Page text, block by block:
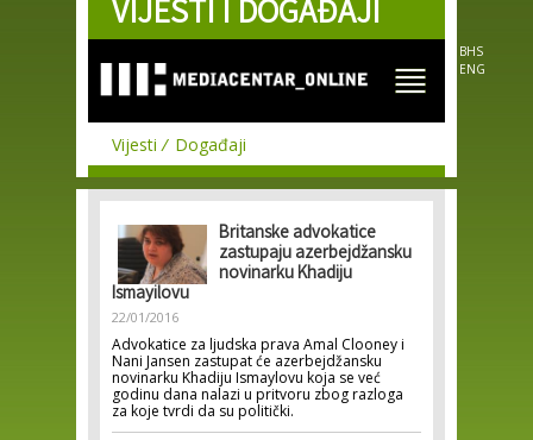
Skip to
main
VIJESTI I DOGAĐAJI
BHS
ENG
Vijesti Događaji
Britanske advokatice
zastupaju azerbejdžansku
novinarku Khadiju
Ismayilovu
22/01/2016
Advokatice za ljudska prava Amal Clooney i
Nani Jansen zastupat će azerbejdžansku
novinarku Khadiju Ismaylovu koja se već
godinu dana nalazi u pritvoru zbog razloga
za koje tvrdi da su politički.